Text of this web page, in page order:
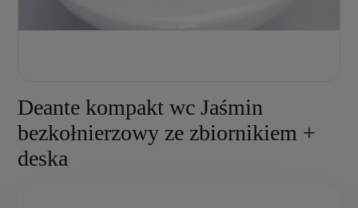
Deante kompakt wc Jaśmin
bezkołnierzowy ze zbiornikiem +
deska